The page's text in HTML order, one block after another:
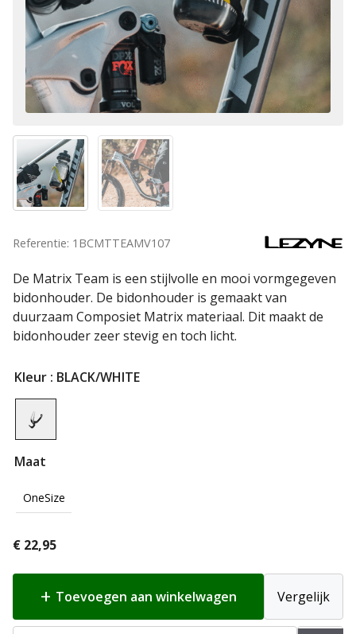
Referentie: 1BCMTTEAMV107
De Matrix Team is een stijlvolle en mooi vormgegeven
bidonhouder. De bidonhouder is gemaakt van
duurzaam Composiet Matrix materiaal. Dit maakt de
bidonhouder zeer stevig en toch licht.
Kleur : BLACK/WHITE
Maat
OneSize
€ 22,95
Toevoegen aan winkelwagen Vergelijk